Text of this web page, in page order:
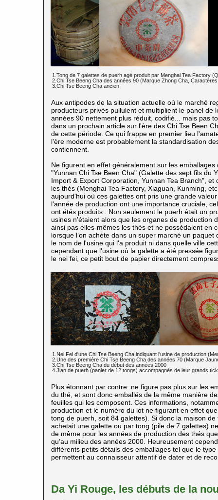
1.Tong de 7 galettes de puerh agé produit par Menghai Tea Factory
2.Chi Tse Beeng Cha des années 90 (Marque Zhong Cha,
3.Chi Tse Beeng Cha ancien
Aux antipodes de la situation actuelle où le marché
producteurs privés pullulent et multiplient le panel
années 90 nettement plus réduit, codifié... mais pas
dans un prochain article sur l'ère des Chi Tse Been
de cette période. Ce qui frappe en premier lieu
l'ère moderne est probablement la standardisation
contiennent.
Ne figurent en effet généralement sur les
"Yunnan Chi Tse Been Cha" (Galette des sept fils du
Import & Export Corporation, Yunnan Tea Branch",
les thés (Menghai Tea Factory, Xiaguan, Kunming,
aujourd'hui où ces galettes ont pris une grande
l'année de production ont une importance cruciale,
ont étés produits : Non seulement le puerh était un
usines n'étaient alors que les organes de production
ainsi pas elles-mêmes les thés et ne possédaient en
lorsque l’on achète dans un super marché un
le nom de l'usine qui l'a produit ni dans quelle ville
cependant que l'usine où la galette a été pressée
le nei fei, ce petit bout de papier directement
1.Nei Fei d'une Chi Tse Beeng Cha indiquant l'usine de production
2.Une des première Chi Tse Beeng Cha des années 70 (Marque
3.Chi Tse Beeng Cha du début des années 2000
4.Jian de puerh (panier de 12 tongs) accompagnés de leur grands
Plus étonnant par contre: ne figure pas plus sur les
du thé, et sont donc emballés de la même manière
feuilles qui les composent. Ces informations,
production et le numéro du lot ne figurant en effet
tong de puerh, soit 84 galettes). Si donc la maison
achetait une galette ou par tong (pile de 7 galettes)
de même pour les années de production des thés
qu’au milieu des années 2000. Heureusement
différents petits détails des emballages tel que le
permettent au connaisseur attentif de dater et de
Da Yi Rouge, les débuts de la